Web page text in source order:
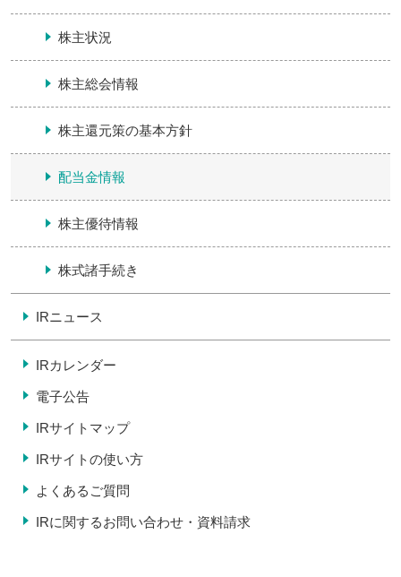
株主状況
株主総会情報
株主還元策の基本方針
配当金情報
株主優待情報
株式諸手続き
IRニュース
IRカレンダー
電子公告
IRサイトマップ
IRサイトの使い方
よくあるご質問
IRに関するお問い合わせ・ 資料請求